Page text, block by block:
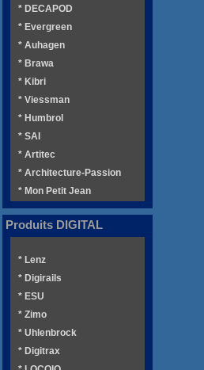
* DECAPOD
* Evergreen
* Auhagen
* Brawa
* Kibri
* Viessman
* Humbrol
* SAI
* Artitec
* Architecture-Passion
* Mon Petit Jean
Produits DIGITAL
* Lenz
* Digirails
* ESU
* Zimo
* Uhlenbrock
* Digitrax